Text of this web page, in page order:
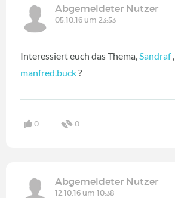
Abgemeldeter Nutzer
05.10.16 um 23:53
Interessiert euch das Thema,Sandraf,
manfred.buck?
0 0
Abgemeldeter Nutzer
12.10.16 um 10:38